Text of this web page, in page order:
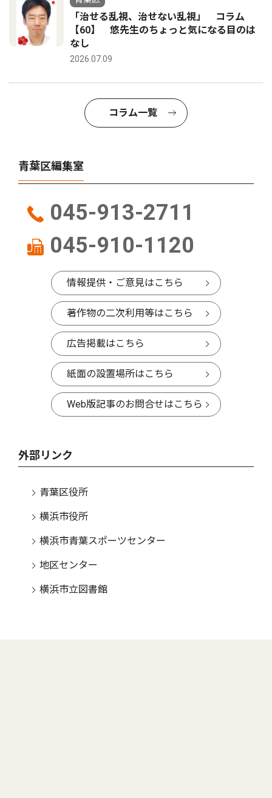
「治せる乱視、治せない乱視」 コラム
【60】 悠先生のちょっと気になる目のは
なし
2026.07.09
コラム一覧
青葉区編集室
045-913-2711
045-910-1120
情報提供・ご意見はこちら
著作物の二次利用等はこちら
広告掲載はこちら
紙面の設置場所はこちら
Web版記事のお問合せはこちら
外部リンク
青葉区役所
横浜市役所
横浜市青葉スポーツセンター
地区センター
横浜市立図書館